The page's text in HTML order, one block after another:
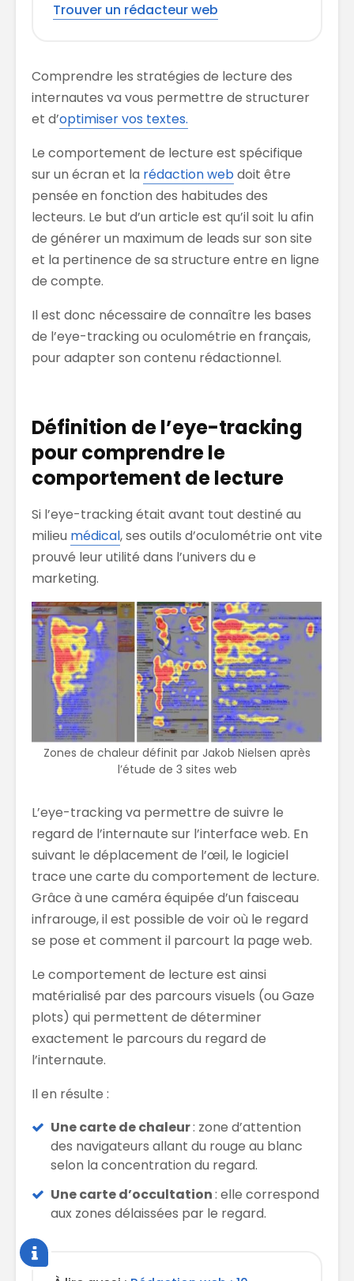
Trouver un rédacteur web
Comprendre les stratégies de lecture des
internautes va vous permettre de structurer
et d’optimiser vos textes.
Le comportement de lecture est spécifique
sur un écran et la rédaction webdoit être
pensée en fonction des habitudes des
lecteurs. Le but d’un article est qu’il soit lu afin
de générer un maximum de leads sur son site
et la pertinence de sa structure entre en ligne
de compte.
Il est donc nécessaire de connaître les bases
de l’eye-tracking ou oculométrie en français,
pour adapter son contenu rédactionnel.
Définition de l’eye-tracking
pour comprendre le
comportement de lecture
Si l’eye-tracking était avant tout destiné au
milieu médical, ses outils d’oculométrie ont vite
prouvé leur utilité dans l’univers du e
marketing.
Zones de chaleur définit par Jakob Nielsen après
l’étude de 3 sites web
L’eye-tracking va permettre de suivre le
regard de l’internaute sur l’interface web. En
suivant le déplacement de l’œil, le logiciel
trace une carte du comportement de lecture.
Grâce à une caméra équipée d’un faisceau
infrarouge, il est possible de voir où le regard
se pose et comment il parcourt la page web.
Le comportement de lecture est ainsi
matérialisé par des parcours visuels (ou Gaze
plots) qui permettent de déterminer
exactement le parcours du regard de
l’internaute.
Il en résulte :
Une carte de chaleur: zone d’attention
des navigateurs allant du rouge au blanc
selon la concentration du regard.
Une carte d’occultation: elle correspond
aux zones délaissées par le regard.